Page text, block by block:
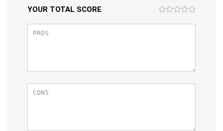
YOUR TOTAL SCORE